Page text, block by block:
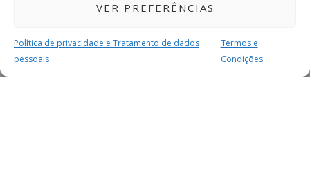
VER PREFERÊNCIAS
Política de privacidade e Tratamento de dados
pessoais
Termos e
Condições